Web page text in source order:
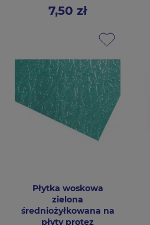
7,50 zł
Płytka woskowa
zielona
średniożyłkowana na
płyty protez